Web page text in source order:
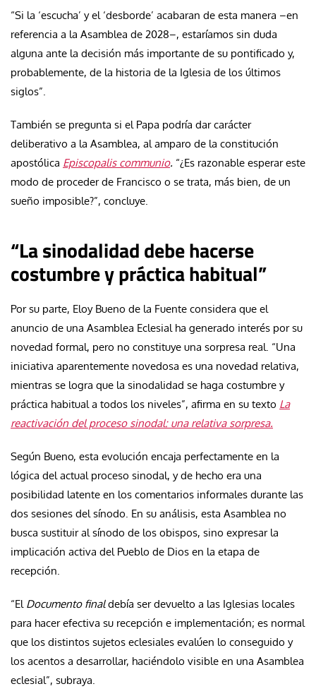
“Si la ‘escucha’ y el ‘desborde’ acabaran de esta manera –en
referencia a la Asamblea de 2028–, estaríamos sin duda
alguna ante la decisión más importante de su pontificado y,
probablemente, de la historia de la Iglesia de los últimos
siglos”.
También se pregunta si el Papa podría dar carácter
deliberativo a la Asamblea, al amparo de la constitución
apostólica Episcopalis communio. “¿Es razonable esperar este
modo de proceder de Francisco o se trata, más bien, de un
sueño imposible?”, concluye.
“La sinodalidad debe hacerse
costumbre y práctica habitual”
Por su parte, Eloy Bueno de la Fuente considera que el
anuncio de una Asamblea Eclesial ha generado interés por su
novedad formal, pero no constituye una sorpresa real. “Una
iniciativa aparentemente novedosa es una novedad relativa,
mientras se logra que la sinodalidad se haga costumbre y
práctica habitual a todos los niveles”, afirma en su texto La
reactivación del proceso sinodal: una relativa sorpresa.
Según Bueno, esta evolución encaja perfectamente en la
lógica del actual proceso sinodal, y de hecho era una
posibilidad latente en los comentarios informales durante las
dos sesiones del sínodo. En su análisis, esta Asamblea no
busca sustituir al sínodo de los obispos, sino expresar la
implicación activa del Pueblo de Dios en la etapa de
recepción.
“El Documento finaldebía ser devuelto a las Iglesias locales
para hacer efectiva su recepción e implementación; es normal
que los distintos sujetos eclesiales evalúen lo conseguido y
los acentos a desarrollar, haciéndolo visible en una Asamblea
eclesial”, subraya.